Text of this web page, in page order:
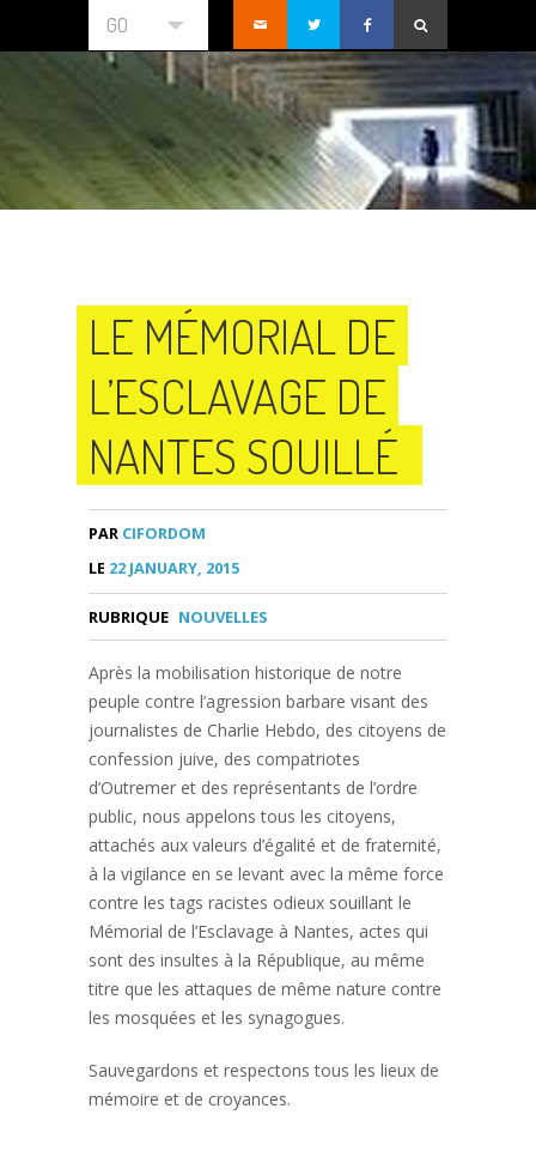
GO
LE MÉMORIAL DE
L’ESCLAVAGE DE
NANTES SOUILLÉ
PAR CIFORDOM
LE 22 JANUARY, 2015
RUBRIQUE NOUVELLES
Après la mobilisation historique de notre
peuple contre l’agression barbare visant des
journalistes de Charlie Hebdo, des citoyens de
confession juive, des compatriotes
d’Outremer et des représentants de l’ordre
public, nous appelons tous les citoyens,
attachés aux valeurs d’égalité et de fraternité,
à la vigilance en se levant avec la même force
contre les tags racistes odieux souillant le
Mémorial de l’Esclavage à Nantes, actes qui
sont des insultes à la République, au même
titre que les attaques de même nature contre
les mosquées et les synagogues.
Sauvegardons et respectons tous les lieux de
mémoire et de croyances.